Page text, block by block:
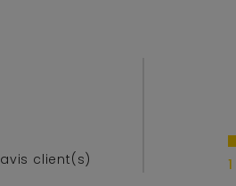
avis client(s) 1